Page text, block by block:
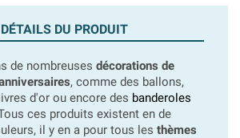
DÉTAILS DU PRODUIT
de nombreuses décorations de
, comme des ballons,
d'or ou encore des banderoles
ces produits existent en de
il y en a pour tous les thèmes